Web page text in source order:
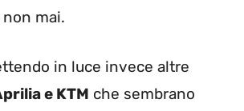
mai.
in luce invece altre
e KTM che sembrano